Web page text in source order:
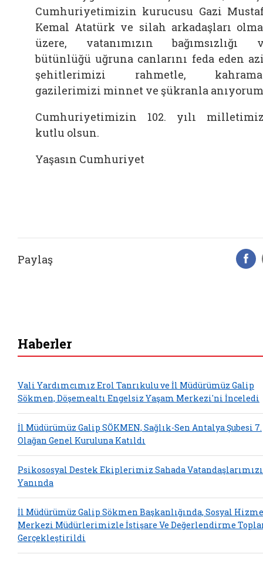
Cumhuriyetimizin kurucusu Gazi
Kemal Atatürk ve silah arkadaşları
üzere, vatanımızın bağımsızlığı
bütünlüğü uğruna canlarını feda eden
şehitlerimizi rahmetle,
gazilerimizi minnet ve şükranla
Cumhuriyetimizin 102. yılı
kutlu olsun.
Yaşasın Cumhuriyet
Paylaş
Haberler
Vali Yardımcımız Erol Tanrıkulu ve İl Müdürümüz Galip
Sökmen, Döşemealtı Engelsiz Yaşam Merkezi'ni İnceledi
İl Müdürümüz Galip SÖKMEN, Sağlık-Sen Antalya Şubesi 7.
Olağan Genel Kuruluna Katıldı
Psikososyal Destek Ekiplerimiz Sahada
Yanında
İl Müdürümüz Galip Sökmen Başkanlığında, Sosyal
Merkezi Müdürlerimizle İstişare Ve Değerlendirme
Gerçekleştirildi